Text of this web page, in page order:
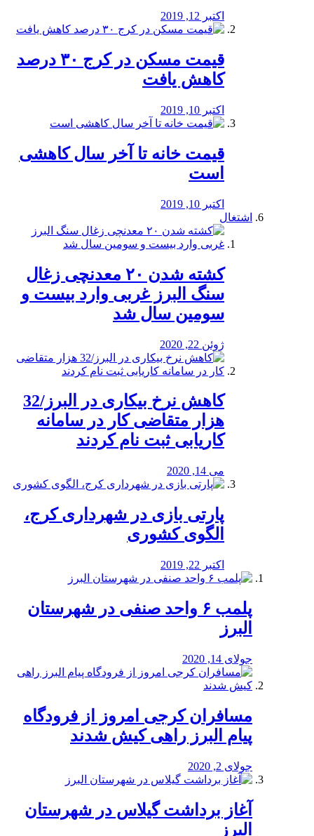
اکتبر 12, 2019
️قیمت مسکن در کرج ۳۰ درصد
کاهش یافت
اکتبر 10, 2019
قیمت خانه تا آخر سال کاهشی
است
اکتبر 10, 2019
اشتغال
کشته شدن ۲۰ معدنچی زغال
سنگ البرز غربی وارد بیست و
سومین سال شد
ژوئن 22, 2020
کاهش نرخ بیکاری در البرز/32
هزار متقاضی کار در سامانه
کاریابی ثبت نام کردند
می 14, 2020
پارتی بازی در شهرداری کرج،
الگوی کشوری
اکتبر 22, 2019
پلمب ۶ واحد صنفی در شهرستان
البرز
جولای 14, 2020
مسافران کرجی امروز از فرودگاه
پیام البرز راهی کیش شدند
جولای 2, 2020
آغاز برداشت گیلاس در شهرستان
البرز